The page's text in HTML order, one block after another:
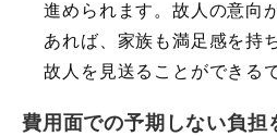
進められます。故人の意向
あれば、家族も満足感を持
故人を見送ることができる
費用面での予期しない負担